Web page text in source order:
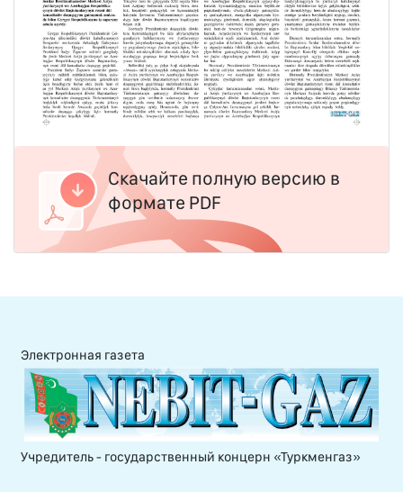
Скачайте полную версию в
формате PDF
Электронная газета
Учредитель - государственный концерн «Туркменгаз»